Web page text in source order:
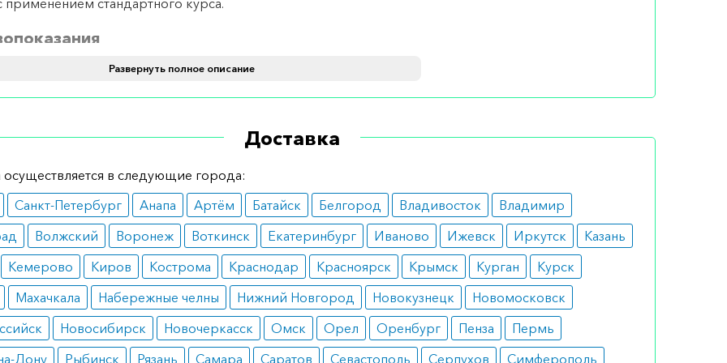
применением стандартного курса.
имеет единственное противопоказание к применению – это
и период лактации.
правил применения не вызывает негативных последствий.
пациентов возникает головная боль и сонливость.
определяется индивидуально исходя из тяжести течения
частоты рецидивирования, а также реакции организма на
указания
Развернуть полное описание
Доставка
осуществляется в следующие города:
Санкт-Петербург Анапа Артём Батайск Белгород Владивосток
Владимир
Волжский Воронеж Воткинск Екатеринбург Иваново Ижевск Иркутск
Казань
Кемерово Киров Кострома Краснодар Красноярск Крымск Курган
Курск
Махачкала Набережные челны Нижний Новгород Новокузнецк
Новомосковск
Новосибирск Новочеркасск Омск Орел Оренбург Пенза
Пермь
Дону
Рыбинск Рязань Самара Саратов Севастополь Серпухов
Симферополь